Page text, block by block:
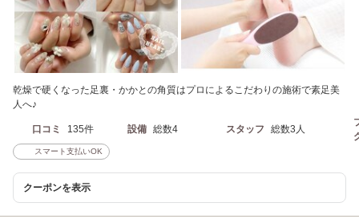
乾燥で硬くなった足裏・かかとの角質はプロによるこだわりの施術で素足美
人へ♪
口コミ 135件 設備 総数4 スタッフ 総数3人
スマート支払いOK
クーポンを表示